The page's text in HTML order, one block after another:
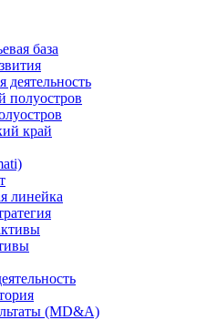
база
деятельность
полуостров
край
линейка
(MD&A)